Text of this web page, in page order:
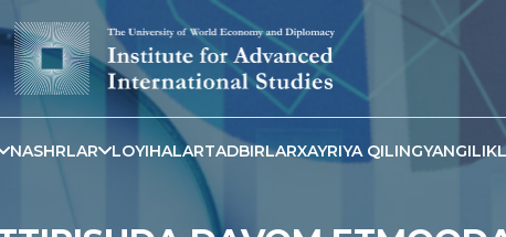
NASHRLAR LOYIHALARTADBIRLARXAYRIYA QILING